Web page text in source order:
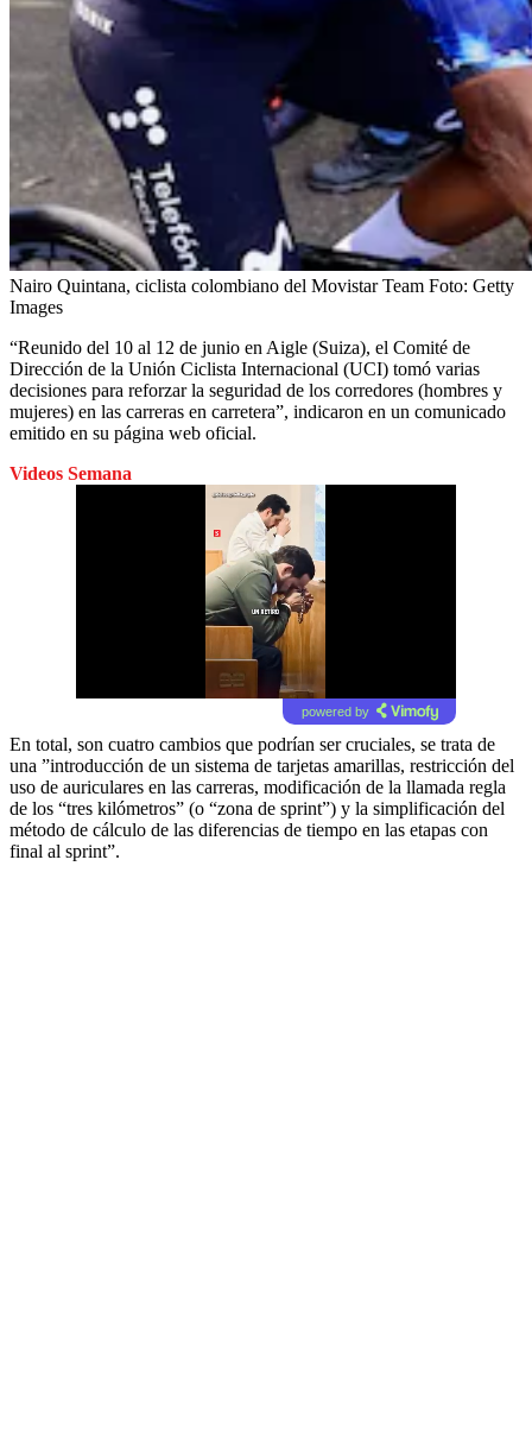
Nairo Quintana, ciclista colombiano del Movistar Team Foto: Getty
Images
“Reunido del 10 al 12 de junio en Aigle (Suiza), el Comité de
Dirección de la Unión Ciclista Internacional (UCI) tomó varias
decisiones para reforzar la seguridad de los corredores (hombres y
mujeres) en las carreras en carretera”, indicaron en un comunicado
emitido en su página web oficial.
Videos Semana
powered by
En total, son cuatro cambios que podrían ser cruciales, se trata de
una ”introducción de un sistema de tarjetas amarillas, restricción del
uso de auriculares en las carreras, modificación de la llamada regla
de los “tres kilómetros” (o “zona de sprint”) y la simplificación del
método de cálculo de las diferencias de tiempo en las etapas con
final al sprint”.